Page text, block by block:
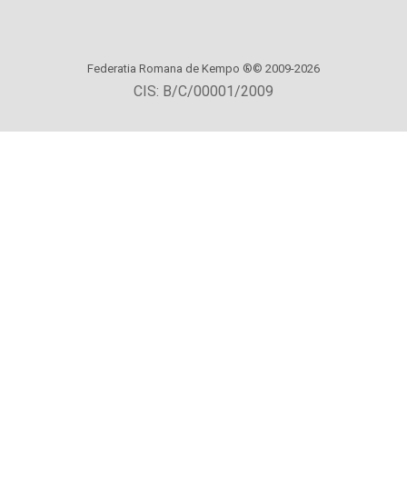
Federatia Romana de Kempo ®© 2009-2026
CIS: B/C/00001/2009